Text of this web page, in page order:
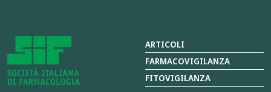
ARTICOLI
FARMACOVIGILANZA
FITOVIGILANZA